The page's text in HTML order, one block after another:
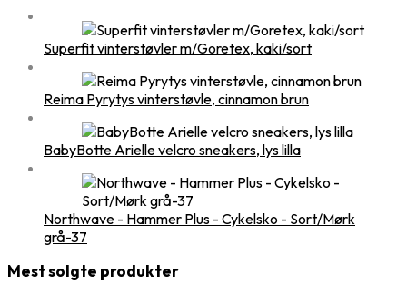
Superfit vinterstøvler m/Goretex, kaki/sort
Reima Pyrytys vinterstøvle, cinnamon brun
BabyBotte Arielle velcro sneakers, lys lilla
Northwave - Hammer Plus - Cykelsko - Sort/Mørk
grå-37
Mest solgte produkter